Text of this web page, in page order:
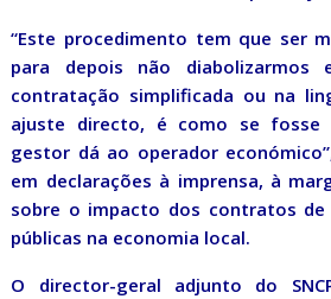
“Este procedimento tem que ser
para depois não diabolizarmos
contratação simplificada ou na
ajuste directo, é como se
gestor dá ao operador
em declarações à imprensa, à
sobre o impacto dos contratos de
públicas na economia local.
O director-geral adjunto do